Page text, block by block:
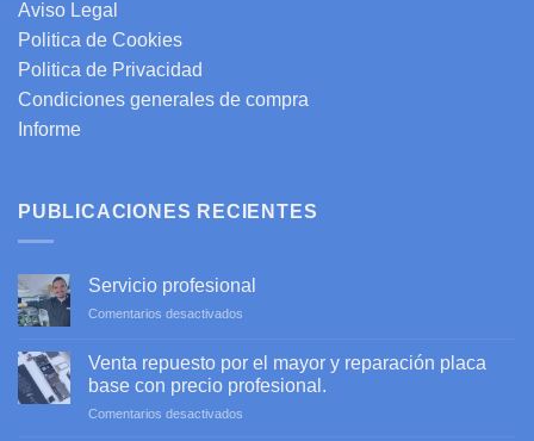
Aviso Legal
Politica de Cookies
Politica de Privacidad
Condiciones generales de compra
Informe
PUBLICACIONES RECIENTES
Servicio profesional
Comentarios desactivados
profesional
Venta repuesto por el mayor y reparación placa
base con precio profesional.
Comentarios desactivados